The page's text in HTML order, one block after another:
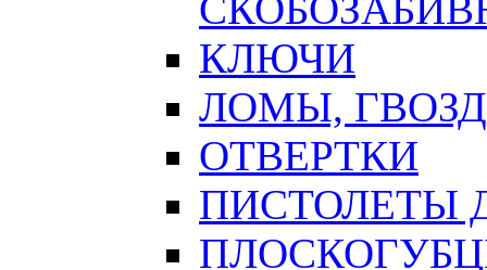
КЛЮЧИ
ЛОМЫ,
ОТВЕРТКИ
ПИСТОЛЕТЫ